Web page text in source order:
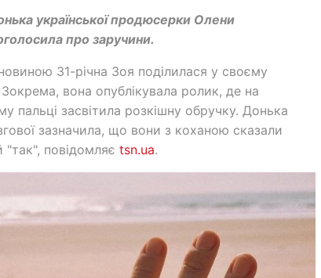
української продюсерки Олени
про заручини.
31-річна Зоя поділилася у своєму
вона опублікувала ролик, де на
пальці засвітила розкішну обручку. Донька
зазначила, що вони з коханою сказали
"так", повідомляє tsn.ua.